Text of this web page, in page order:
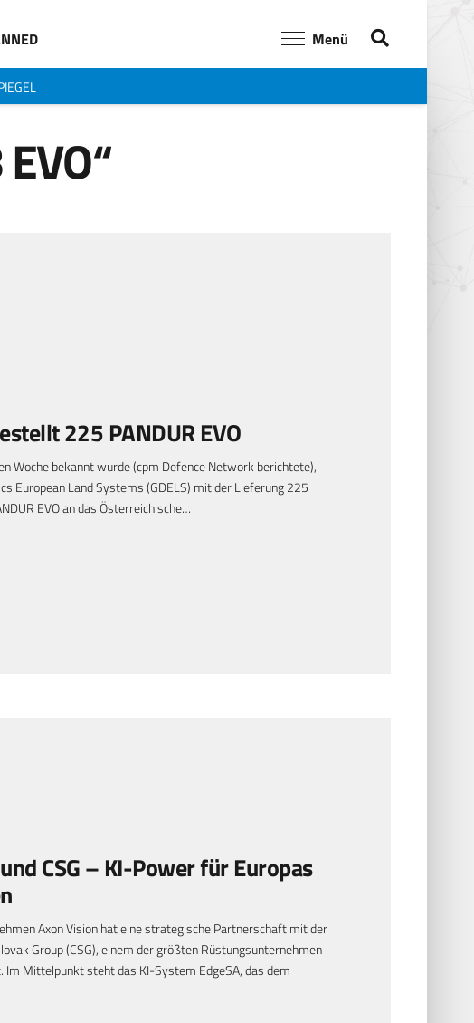
Menü
225 PANDUR EVO
Woche bekannt wurde (cpm Defence Network berichtete),
European Land Systems (GDELS) mit der Lieferung 225
EVO an das Österreichische…
CSG – KI-Power für Europas
Axon Vision hat eine strategische Partnerschaft mit der
Group (CSG), einem der größten Rüstungsunternehmen
Im Mittelpunkt steht das KI-System EdgeSA, das dem